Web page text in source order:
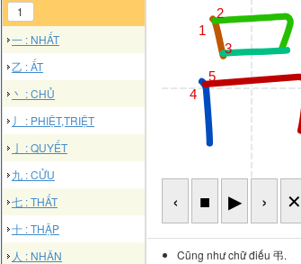
1
一 : NHẤT
乙 : ẤT
丶 : CHỦ
丿 : PHIỆT,TRIỆT
亅 : QUYẾT
九 : CỬU
七 : THẤT
十 : THẬP
人 : NHÂN
1
2
3
4
5
‹ ■ ▶ › ✕
Cũng như chữ điếu 弔.